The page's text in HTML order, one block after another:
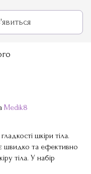
Medik8
шкіри тіла.
швидко та ефективно
тіла. У набір